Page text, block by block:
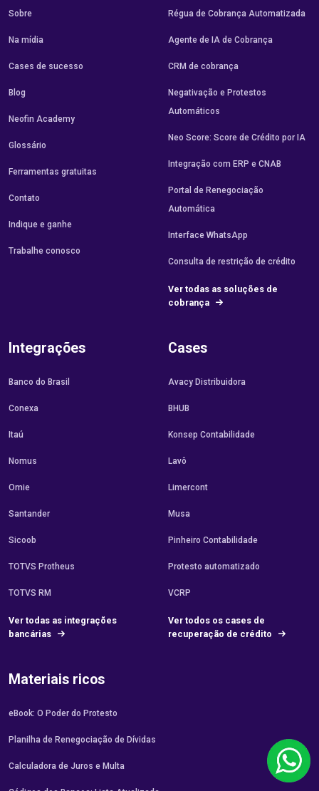
Sobre
Na mídia
Cases de sucesso
Blog
Neofin Academy
Glossário
Ferramentas gratuitas
Contato
Indique e ganhe
Trabalhe conosco
Régua de Cobrança Automatizada
Agente de IA de Cobrança
CRM de cobrança
Negativação e Protestos
Automáticos
Neo Score: Score de Crédito por IA
Integração com ERP e CNAB
Portal de Renegociação
Automática
Interface WhatsApp
Consulta de restrição de crédito
Ver todas as soluções de
cobrança
Integrações
Banco do Brasil
Conexa
Itaú
Nomus
Omie
Santander
Sicoob
TOTVS Protheus
TOTVS RM
Ver todas as integrações
bancárias
Cases
Avacy Distribuidora
BHUB
Konsep Contabilidade
Lavô
Limercont
Musa
Pinheiro Contabilidade
Protesto automatizado
VCRP
Ver todos os cases de
recuperação de crédito
Materiais ricos
eBook: O Poder do Protesto
Planilha de Renegociação de Dívidas
Calculadora de Juros e Multa